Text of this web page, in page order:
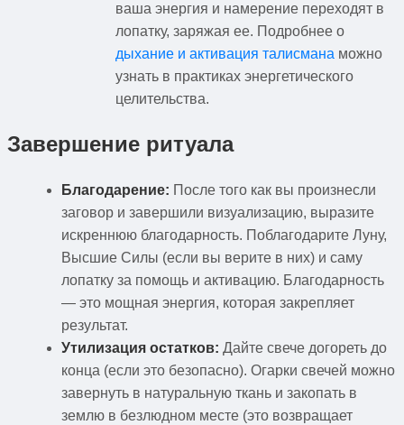
ваша энергия и намерение переходят в
лопатку, заряжая ее. Подробнее о
дыхание и активация талисмана можно
узнать в практиках энергетического
целительства.
Завершение ритуала
Благодарение: После того как вы произнесли
заговор и завершили визуализацию, выразите
искреннюю благодарность. Поблагодарите Луну,
Высшие Силы (если вы верите в них) и саму
лопатку за помощь и активацию. Благодарность
— это мощная энергия, которая закрепляет
результат.
Утилизация остатков: Дайте свече догореть до
конца (если это безопасно). Огарки свечей можно
завернуть в натуральную ткань и закопать в
землю в безлюдном месте (это возвращает